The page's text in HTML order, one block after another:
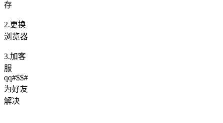
存
2.更换
浏览器
3.加客
服
qq#$$#
为好友
解决